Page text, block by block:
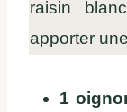
raisin
apporter
1